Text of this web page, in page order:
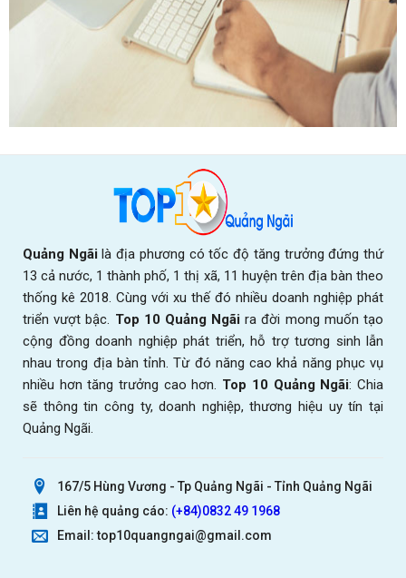
Quảng Ngãilà địa phương có tốc độ tăng trưởng đứng thứ
13 cả nước, 1 thành phố, 1 thị xã, 11 huyện trên địa bàn theo
thống kê 2018. Cùng với xu thế đó nhiều doanh nghiệp phát
triển vượt bậc. Top 10 Quảng Ngãi ra đời mong muốn tạo
cộng đồng doanh nghiệp phát triển, hỗ trợ tương sinh lẫn
nhau trong địa bàn tỉnh. Từ đó năng cao khả năng phục vụ
nhiều hơn tăng trưởng cao hơn. Top 10 Quảng Ngãi: Chia
sẽ thông tin công ty, doanh nghiệp, thương hiệu uy tín tại
Quảng Ngãi.
167/5 Hùng Vương - Tp Quảng Ngãi - Tỉnh Quảng Ngãi
Liên hệ quảng cáo: (+84)0832 49 1968
Email: top10quangngai@gmail.com